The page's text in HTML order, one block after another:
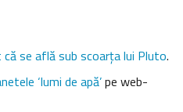
că se află sub scoarţa lui Pluto.
‘lumi de apă’pe web-